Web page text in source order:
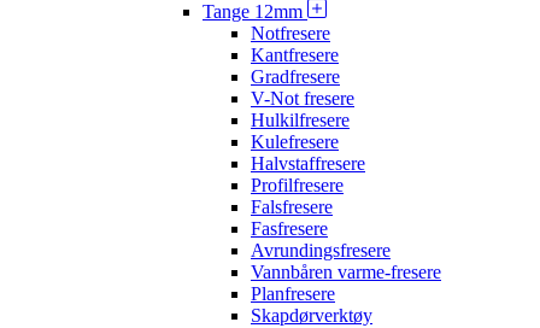
Tange 12mm
Notfresere
Kantfresere
Gradfresere
V-Not fresere
Hulkilfresere
Kulefresere
Halvstaffresere
Profilfresere
Falsfresere
Fasfresere
Avrundingsfresere
Vannbåren varme-fresere
Planfresere
Skapdørverktøy